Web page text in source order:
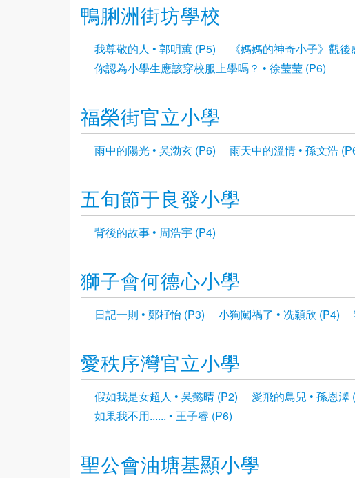
鴨脷洲街坊學校
我尊敬的人 • 郭明蕙 (P5)
《媽媽的神奇小子》觀
你認為小學生應該穿校服上學嗎？ • 徐莹莹 (P6)
福榮街官立小學
雨中的陽光 • 吳渤玄 (P6) 雨天中的溫情 • 孫文浩
五旬節于良發小學
背後的故事 • 周浩宇 (P4)
獅子會何德心小學
日記一則 • 鄭杍怡 (P3) 小狗闖禍了 • 冼穎欣 (P4)
愛秩序灣官立小學
假如我是女超人 • 吳懿晴 (P2) 愛飛的鳥兒 • 孫恩澤
如果我不用...... • 王子睿 (P6)
聖公會油塘基顯小學